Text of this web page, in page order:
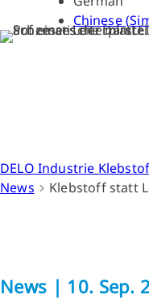
Chinese
DELO Industrie
News
Klebstoff statt
News | 10. Sep.